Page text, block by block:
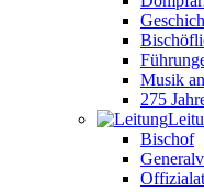
Musik
275
Bischof
Offizialat